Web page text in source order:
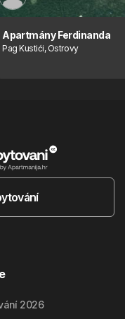
Apartmány Ferdinanda
Pag Kustići, Ostrovy
2026